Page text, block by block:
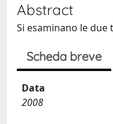
Abstract
Si esaminano le
Scheda breve
Data
2008